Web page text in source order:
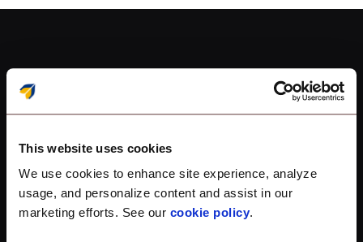
This website uses cookies
We use cookies to enhance site experience, analyze
usage, and personalize content and assist in our
marketing efforts. See our cookie policy.
Prosta integracja w
celu zabezpieczenia
Twoich urządzeń